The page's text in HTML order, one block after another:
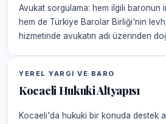
Avukat sorgulama: hem ilgili baronun
hem de Türkiye Barolar Birliği'nin
hizmetinde avukatın adı üzerinden
YEREL YARGI VE BARO
Kocaeli Hukuki Altyapısı
Kocaeli'da hukuki bir konuda destek